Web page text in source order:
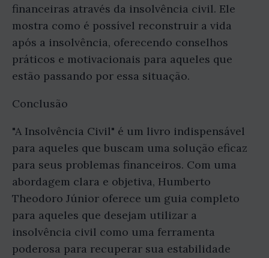
financeiras através da insolvência civil. Ele
mostra como é possível reconstruir a vida
após a insolvência, oferecendo conselhos
práticos e motivacionais para aqueles que
estão passando por essa situação.
Conclusão
"A Insolvência Civil" é um livro indispensável
para aqueles que buscam uma solução eficaz
para seus problemas financeiros. Com uma
abordagem clara e objetiva, Humberto
Theodoro Júnior oferece um guia completo
para aqueles que desejam utilizar a
insolvência civil como uma ferramenta
poderosa para recuperar sua estabilidade